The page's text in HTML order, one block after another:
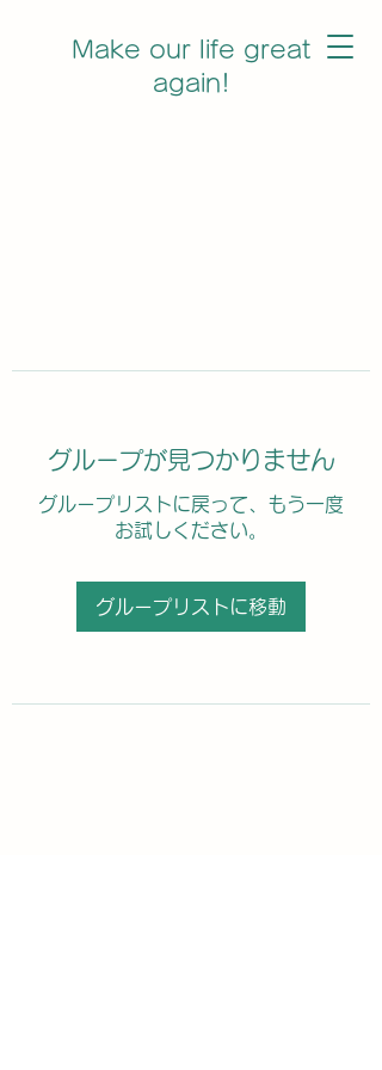
Make our life great
again!
グループが見つかりません
グループリストに戻って、もう一度
お試しください。
グループリストに移動